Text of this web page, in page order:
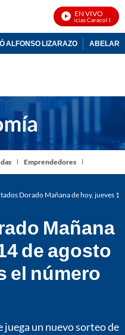
EN VIVO
Noticias Caracol En Vivo
ALFONSO LIZARAZO
Emprendedores
Dorado Mañana de hoy, jueves
Mañana
de agosto
el número
juega un nuevo sorteo de